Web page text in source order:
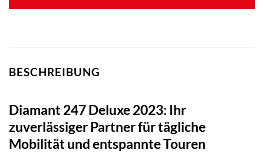
BESCHREIBUNG
Diamant 247 Deluxe 2023: Ihr
zuverlässiger Partner für tägliche
Mobilität und entspannte Touren